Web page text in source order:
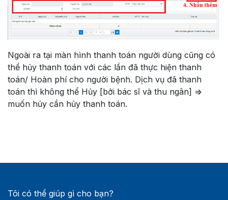
Ngoài ra tại màn hình thanh toán người dùng cũng có
thể hủy thanh toán với các lần đã thực hiện thanh
toán/ Hoàn phí cho người bệnh. Dịch vụ đã thanh
toán thì không thể Hủy [bởi bác sĩ và thu ngân] =>
muốn hủy cần hủy thanh toán.
Tôi có thể giúp gì cho bạn?